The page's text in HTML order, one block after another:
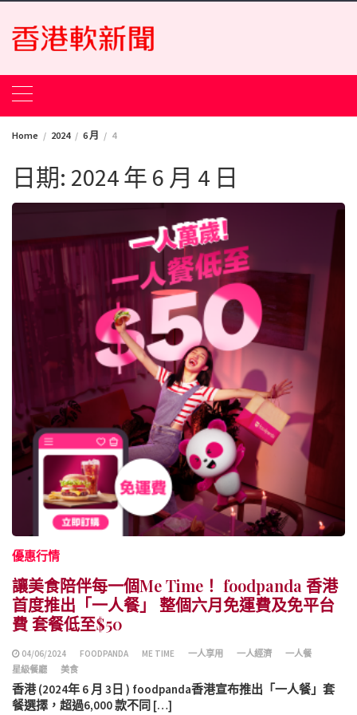
Skip
content
Home 2024 6 月 4
日期: 2024 年 6 月 4 日
優惠行情
讓美食陪伴每一個Me Time！ foodpanda 香港
首度推出「一人餐」 整個六月免運費及免平台
費 套餐低至$50
04/06/2024 FOODPANDA ME TIME 一人享用 一人經濟
一人餐
星級餐廳
美食
香港 (2024年 6 月 3日 ) foodpanda香港宣布推出「一人餐」套
餐選擇，超過6,000 款不同 […]